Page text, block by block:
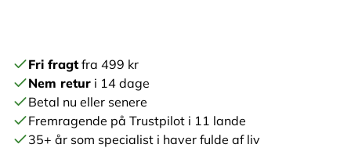
Fri fragtfra 499 kr
Nem retur i 14 dage
Betal nu eller senere
Fremragende på Trustpilot i 11 lande
35+ år som specialist i haver fulde af liv